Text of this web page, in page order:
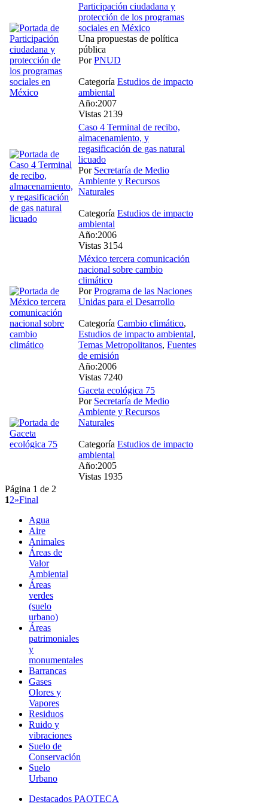
Participación ciudadana y
protección de los programas
sociales en México
Una propuestas de política
pública
PorPNUD
Categoría Estudios de impacto
ambiental
Año:2007
Vistas 2139
Caso 4 Terminal de recibo,
almacenamiento, y
regasificación de gas natural
licuado
Por Secretaría de Medio
Ambiente y Recursos
Naturales
Categoría Estudios de impacto
ambiental
Año:2006
Vistas 3154
México tercera comunicación
nacional sobre cambio
climático
PorPrograma de las Naciones
Unidas para el Desarrollo
Categoría Cambio climático,
Estudios de impacto ambiental,
Temas Metropolitanos, Fuentes
de emisión
Año:2006
Vistas 7240
Gaceta ecológica 75
Por Secretaría de Medio
Ambiente y Recursos
Naturales
Categoría Estudios de impacto
ambiental
Año:2005
Vistas 1935
Página 1 de 2
12»Final
Agua
Aire
Animales
Áreas de
Valor
Ambiental
Áreas
verdes
(suelo
urbano)
Áreas
patrimoniales
y
monumentales
Barrancas
Gases
Olores y
Vapores
Residuos
Ruido y
vibraciones
Suelo de
Conservación
Suelo
Urbano
Destacados PAOTECA